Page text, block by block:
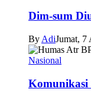
Dim-sum
By AdiJumat, 7
Nasional
Komunikasi